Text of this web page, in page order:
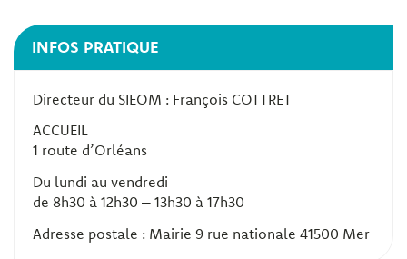
INFOS PRATIQUE
Directeur du SIEOM : François COTTRET
ACCUEIL
1 route d’Orléans
Du lundi au vendredi
de 8h30 à 12h30 – 13h30 à 17h30
Adresse postale : Mairie 9 rue nationale 41500 Mer